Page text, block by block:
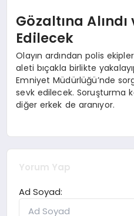
Gözaltına
Edilecek
Olayın ardından polis
aleti bıçakla birlikte
Emniyet Müdürlüğü’nde
sevk edilecek. Soruşturma
diğer erkek de aranıyor.
Yorum Yap
Ad Soyad: